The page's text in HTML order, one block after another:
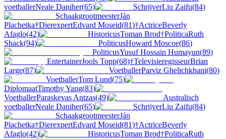
voetballerNeale Daniher(65) SchrijverLiu Zaifu(84)
SchaakgrootmeesterJán
Plachetka†DierexpertEdvard Moseid(81)†ActriceBeverly
Afaglo(42) HistoricusToman Brod†PoliticaRuth
Shack(94) PoliticusHoward Moscoe(86)
PoliticusYusuf Hossain Humayun(89)
EntertainerJools Topp(68)†TelevisieregisseurBrian
Large(87) VoetballerParviz Ghelichkhani(80)
VoetballerTom Lund(75)
DiplomaatTimothy Yang(83)
VoetballerParaskevas Antzas(49)
Australisch
voetballerNeale Daniher(65) SchrijverLiu Zaifu(84)
SchaakgrootmeesterJán
Plachetka†DierexpertEdvard Moseid(81)†ActriceBeverly
Afaglo(42) HistoricusToman Brod†PoliticaRuth